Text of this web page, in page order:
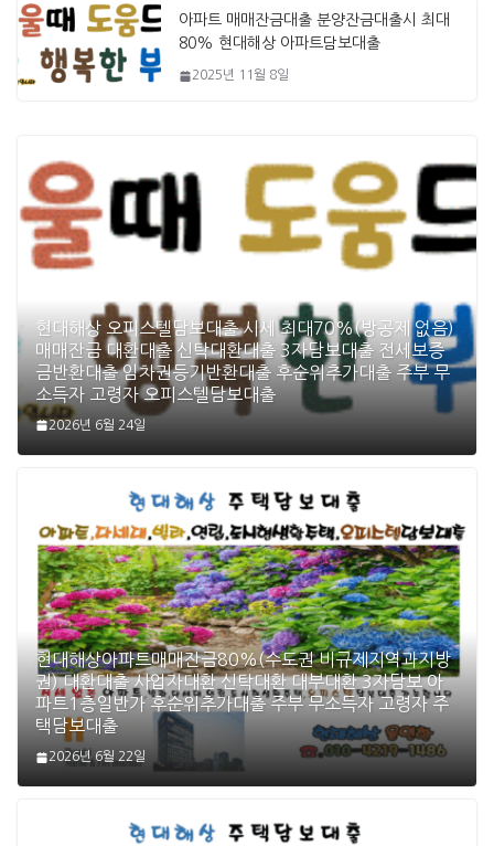
아파트 매매잔금대출 분양잔금대출시 최대
80% 현대해상 아파트담보대출
2025년 11월 8일
현대해상 오피스텔담보대출 시세 최대70%(방공제 없음)
매매잔금 대환대출 신탁대환대출 3자담보대출 전세보증
금반환대출 임차권등기반환대출 후순위추가대출 주부 무
소득자 고령자 오피스텔담보대출
2026년 6월 24일
현대해상아파트매매잔금80%(수도권 비규제지역과지방
권) 대환대출 사업자대환 신탁대환 대부대환 3자담보 아
파트1층일반가 후순위추가대출 주부 무소득자 고령자 주
택담보대출
2026년 6월 22일